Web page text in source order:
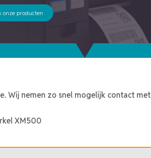
onze producten
Wij nemen zo snel mogelijk contact
XM500